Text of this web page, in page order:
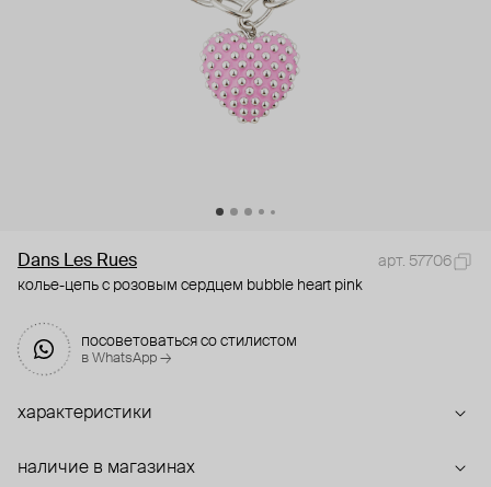
Dans Les Rues
арт. 57706
колье-цепь с розовым сердцем bubble heart pink
посоветоваться со стилистом
в WhatsApp →
характеристики
наличие в магазинах